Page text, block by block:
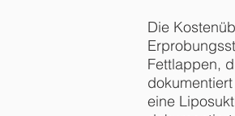
Die
Fettlappen,
eine